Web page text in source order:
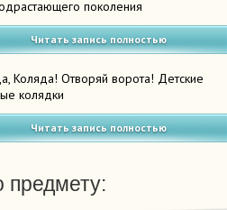
поколения
Читать запись полностью
Коляда! Отворяй ворота! Детские
колядки
Читать запись полностью